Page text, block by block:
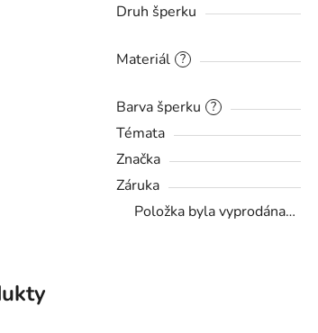
Druh šperku
?
Materiál
?
Barva šperku
Témata
Značka
Záruka
Položka byla vyprodána…